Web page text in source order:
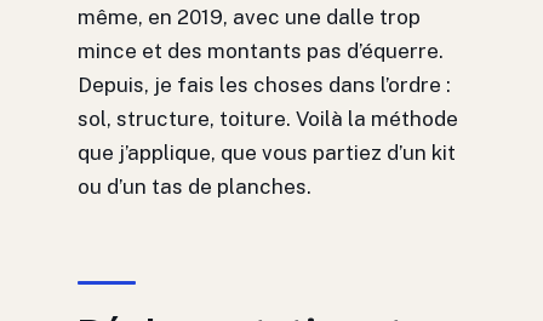
même, en 2019, avec une dalle trop
mince et des montants pas d’équerre.
Depuis, je fais les choses dans l’ordre :
sol, structure, toiture. Voilà la méthode
que j’applique, que vous partiez d’un kit
ou d’un tas de planches.